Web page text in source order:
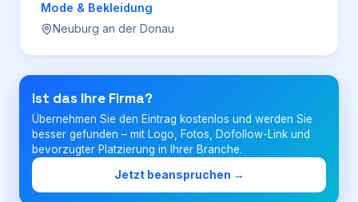
Für Firmen
Login
Firma eintragen
Mode & Bekleidung
Neuburg an der Donau
Ist das Ihre Firma?
Übernehmen Sie den Eintrag kostenlos und werden Sie
besser gefunden – mit Logo, Fotos, Dofollow-Link und
bevorzugter Platzierung in Ihrer Branche.
Jetzt beanspruchen →